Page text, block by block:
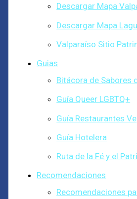
Descargar Mapa
Descargar Mapa
Valparaíso Sitio
Guias
Bitácora de Sabores
Guía Queer LGBTQ+
Guía Restaurantes
Guía Hotelera
Ruta de la Fé y el
Recomendaciones
Recomendaciones